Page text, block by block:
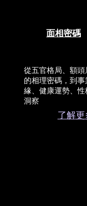
面相密碼
從五官格局、額
的相理密碼，到
緣、健康運勢、
洞察
了解